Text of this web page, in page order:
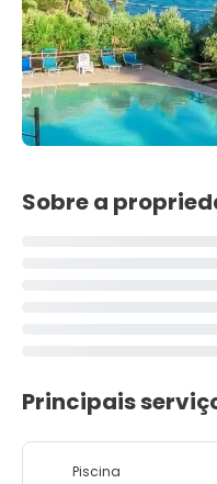
Sobre a
Principais
Piscina